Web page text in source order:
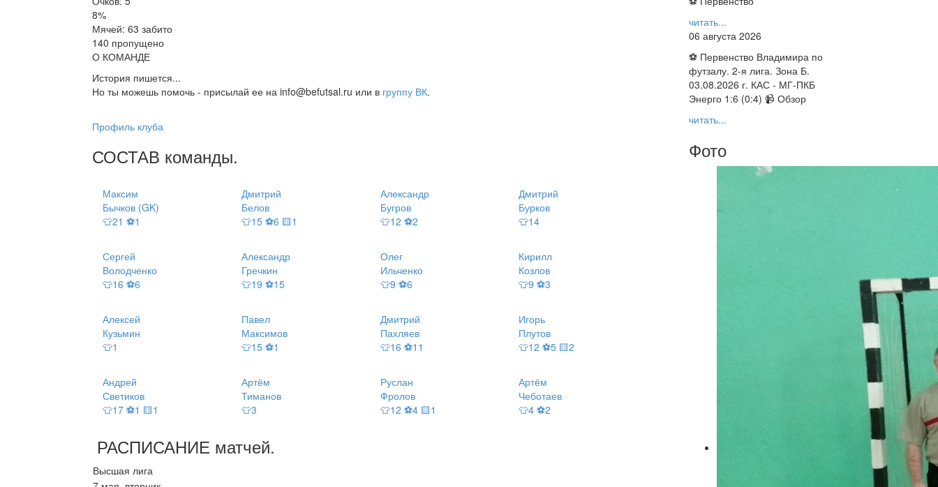
8%
Мячей: 63 забито
140 пропущено
О КОМАНДЕ
История пишется...
Но ты можешь помочь - присылай ее на info@befutsal.ru или в группу ВК.
Профиль клуба
СОСТАВ команды.
Максим
Бычков (GK)
👕21 ⚽1
Дмитрий
Белов
👕15 ⚽6 🟨1
Александр
Бугров
👕12 ⚽2
Дмитрий
Бурков
👕14
Сергей
Володченко
👕16 ⚽6
Александр
Гречкин
👕19 ⚽15
Олег
Ильченко
👕9 ⚽6
Кирилл
Козлов
👕9 ⚽3
Алексей
Кузьмин
👕1
Павел
Максимов
👕15 ⚽1
Дмитрий
Пахляев
👕16 ⚽11
Игорь
Плутов
👕12 ⚽5 🟨2
Андрей
Светиков
👕17 ⚽1 🟨1
Артём
Тиманов
👕3
Руслан
Фролов
👕12 ⚽4 🟨1
Артём
Чеботаев
👕4 ⚽2
РАСПИСАНИЕ матчей.
Высшая лига
читать...
06 августа 2026
⚽ Первенство Владимира по
футзалу. 2-я лига. Зона Б.
03.08.2026 г. КАС - МГ-ПКБ
Энерго 1:6 (0:4) 📹 Обзор
читать...
Фото